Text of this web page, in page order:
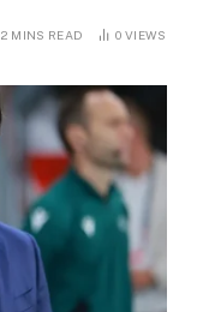
2 MINS READ 0VIEWS